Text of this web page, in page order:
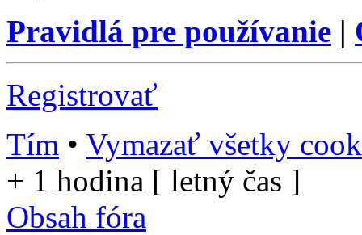
Pravidlá pre používanie |
Registrovať
Tím • Vymazať všetky
+ 1 hodina [ letný čas ]
Obsah fóra